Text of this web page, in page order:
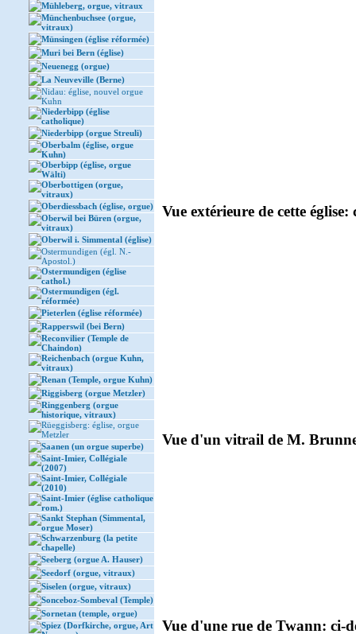
Mühleberg, orgue, vitraux
Münchenbuchsee (orgue,
vitraux)
Münsingen (église réformée)
Muri bei Bern (église)
Neuenegg (orgue)
La Neuveville (Berne)
Nidau: église, nouvel orgue
Kuhn
Niederbipp (église
catholique)
Niederbipp (orgue Streuli)
Oberbalm (église, orgue
Kuhn)
Oberbipp (église, orgue
Wälti)
Oberbottigen (orgue,
vitraux)
Oberdiessbach (église, orgue)
Oberwil bei Büren (orgue,
vitraux)
Oberwil i. Simmental (église)
Ostermundigen (égl. N.-
Apostol.)
Ostermundigen (église
cathol.)
Ostermundigen (égl.
réformée)
Pieterlen (église réformée)
Rapperswil (bei Bern)
Reconvilier (Temple de
Chaindon)
Reichenbach (orgue Kuhn,
vitraux)
Renan (Temple, orgue Kuhn)
Riggisberg (orgue Metzler)
Ringgenberg (orgue
historique, vitraux)
Rüeggisberg: église, orgue
Metzler
Saanen (un orgue superbe)
Saint-Imier, Collégiale
(2007)
Saint-Imier, Collégiale
(2010)
Saint-Imier (église catholique
rom.)
Sankt Stephan (Simmental,
orgue Moser)
Schwarzenburg (la petite
chapelle)
Seeberg (orgue A. Hauser)
Seedorf (orgue, vitraux)
Siselen (orgue, vitraux)
Sonceboz-Sombeval (Temple)
Sornetan (temple, orgue)
Spiez (Dorfkirche, orgue, Art
Vue extérieure de cette église:
Vue d'un vitrail de M.
Vue d'une rue de Twann: ci-